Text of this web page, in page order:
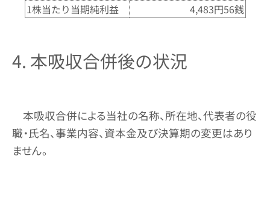
1株当たり当期純利益
4,483円56銭
4. 本吸収合併後の状況
本吸収合併による当社の名称、所在地、代表者の役
職・氏名、事業内容、資本金及び決算期の変更はあり
ません。